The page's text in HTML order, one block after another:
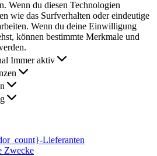
Wenn du diesen Technologien
wie das Surfverhalten oder eindeutige
Wenn du deine Einwilligung
können bestimmte Merkmale und
Immer aktiv
Lieferanten
Zwecke